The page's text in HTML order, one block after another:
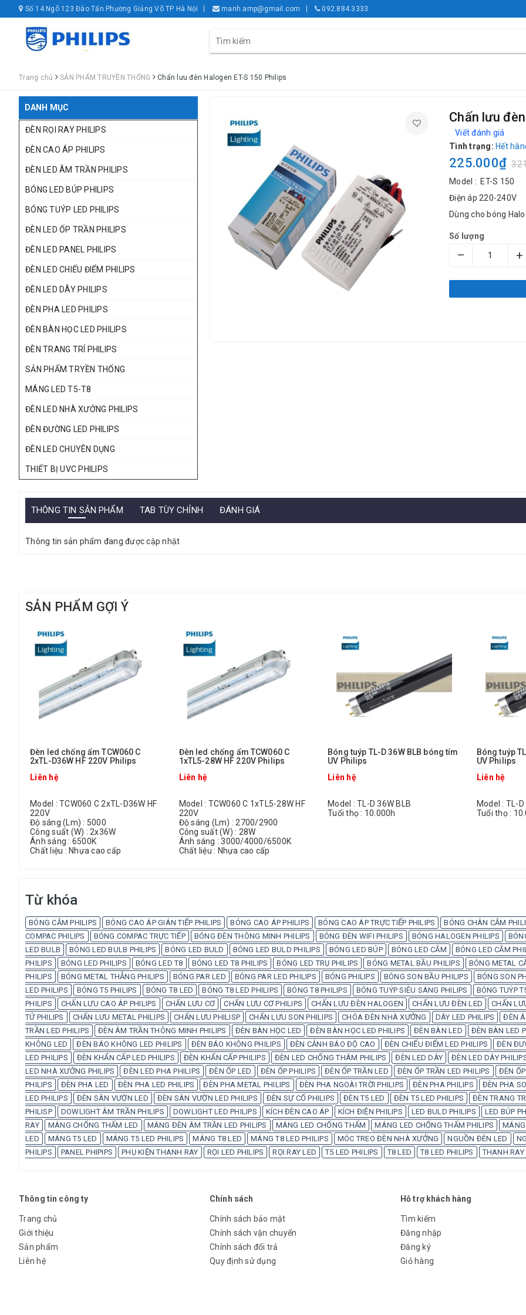
Số 14 Ngõ 123 Đào Tấn Phường Giảng Võ TP Hà Nội manh.amp@gmail.com 092.884.3333
Trang chủ SẢN PHẨM TRUYỀN THỐNG Chấn lưu đèn Halogen ET-S 150 Philips
DANH MỤC
ĐÈN RỌI RAY PHILIPS
ĐÈN CAO ÁP PHILIPS
ĐÈN LED ÂM TRẦN PHILIPS
BÓNG LED BÚP PHILIPS
BÓNG TUÝP LED PHILIPS
ĐÈN LED ỐP TRẦN PHILIPS
ĐÈN LED PANEL PHILIPS
ĐÈN LED CHIẾU ĐIỂM PHILIPS
ĐÈN LED DÂY PHILIPS
ĐÈN PHA LED PHILIPS
ĐÈN BÀN HỌC LED PHILIPS
ĐÈN TRANG TRÍ PHILIPS
SẢN PHẨM TRYỀN THỐNG
MÁNG LED T5-T8
ĐÈN LED NHÀ XƯỞNG PHILIPS
ĐÈN ĐƯỜNG LED PHILIPS
ĐÈN LED CHUYÊN DỤNG
THIẾT BỊ UVC PHILIPS
Chấn lưu
Viết đánh giá
Tình trạng: Hết
225.000₫
Model : ET-S 150
Điện áp 220-240V
Dùng cho bóng
Số lượng
– +
THÔNG TIN SẢN PHẨM TAB TÙY CHỈNH ĐÁNH GIÁ
Thông tin sản phẩm đang được cập nhật
SẢN PHẨM GỢI Ý
Đèn led chống ẩm TCW060 C
2xTL-D36W HF 220V Philips
Liên hệ
Model : TCW060 C 2xTL-D36W HF
220V
Độ sáng (Lm) : 5000
Công suất (W) : 2x36W
Ánh sáng : 6500K
Chất liệu : Nhựa cao cấp
Đèn led chống ẩm TCW060 C
1xTL5-28W HF 220V Philips
Liên hệ
Model : TCW060 C 1xTL5-28W HF
220V
Độ sáng (Lm) : 2700/2900
Công suất (W) : 28W
Ánh sáng : 3000/4000/6500K
Chất liệu : Nhựa cao cấp
Bóng tuýp TL-D 36W BLB bóng tím
UV Philips
Liên hệ
Model : TL-D 36W BLB
Tuổi thọ : 10.000h
Bóng tuýp
UV Philips
Liên hệ
Model : TL-D
Tuổi thọ :
Từ khóa
BÓNG CẮM PHILIPS BÓNG CAO ÁP GIÁN TIẾP PHILIPS BÓNG CAO ÁP PHILIPS BÓNG CAO ÁP TRỰC TIẾP PHILIPS BÓNG CHÂN CẮM
COMPAC PHILIPS
BÓNG COMPAC TRỰC TIẾP BÓNG ĐÈN THÔNG MINH PHILIPS BÓNG ĐÈN WIFI PHILIPS BÓNG HALOGEN PHILIPS
LED BULB
BÓNG LED BULB PHILIPS BÓNG LED BULD BÓNG LED BULD PHILIPS BÓNG LED BÚP BÓNG LED CẮM BÓNG LED CẮM
PHILIPS
BÓNG LED PHILIPS BÓNG LED T8 BÓNG LED T8 PHILIPS BÓNG LED TRỤ PHILIPS BÓNG METAL BẦU PHILIPS BÓNG METAL
PHILIPS
BÓNG METAL THẲNG PHILIPS BÓNG PAR LED BÓNG PAR LED PHILIPS BÓNG PHILIPS BÓNG SON BẦU PHILIPS BÓNG SON
LED PHILIPS
BÓNG T5 PHILIPS BÓNG T8 LED BÓNG T8 LED PHILIPS BÓNG T8 PHILIPS BÓNG TUÝP SIÊU SÁNG PHILIPS BÓNG TUÝP
PHILIPS
CHẤN LƯU CAO ÁP PHILIPS CHẤN LƯU CƠ CHẤN LƯU CƠ PHILIPS CHẤN LƯU ĐÈN HALOGEN CHẤN LƯU ĐÈN LED CHẤN
TỬ PHILIPS
CHẤN LƯU METAL PHILIPS CHẤN LƯU PHILISP CHẤN LƯU SON PHILIPS CHÓA ĐÈN NHÀ XƯỞNG DÂY LED PHILIPS ĐÈN
TRẦN LED PHILIPS
ĐÈN ÂM TRẦN THÔNG MINH PHILIPS ĐÈN BÀN HỌC LED ĐÈN BÀN HỌC LED PHILIPS ĐÈN BÀN LED ĐÈN BÀN LED
KHÔNG LED
ĐÈN BÁO KHÔNG LED PHILIPS ĐÈN BÁO KHÔNG PHILIPS ĐÈN CẢNH BÁO ĐỘ CAO ĐÈN CHIẾU ĐIỂM LED PHILIPS ĐÈN
LED PHILIPS
ĐÈN KHẨN CẤP LED PHILIPS ĐÈN KHẨN CẤP PHILIPS ĐÈN LED CHỐNG THÂM PHILIPS ĐÈN LED DÂY ĐÈN LED DÂY
LED NHÀ XƯỞNG PHILIPS
ĐÈN LED PHA PHILIPS ĐÈN ỐP LED ĐÈN ỐP PHILIPS ĐÈN ỐP TRẦN LED ĐÈN ỐP TRẦN LED PHILIPS ĐÈN
PHILIPS
ĐÈN PHA LED ĐÈN PHA LED PHILIPS ĐÈN PHA METAL PHILIPS ĐÈN PHA NGOÀI TRỜI PHILIPS ĐÈN PHA PHILIPS ĐÈN PHA
LED PHILIPS
ĐÈN SÂN VƯỜN LED ĐÈN SÂN VƯỜN LED PHILIPS ĐÈN SỰ CỐ PHILIPS ĐÈN T5 LED ĐÈN T5 LED PHILIPS ĐÈN TRANG
PHILISP
DOWLIGHT ÂM TRẦN PHILIPS DOWLIGHT LED PHILIPS KÍCH ĐÈN CAO ÁP KÍCH ĐIỆN PHILIPS LED BULD PHILIPS LED BÚP
RAY
MÁNG CHỐNG THẤM LED MÁNG ĐÈN ÂM TRẦN LED PHILIPS MÁNG LED CHỐNG THẤM MÁNG LED CHỐNG THẤM PHILIPS
LED
MÁNG T5 LED MÁNG T5 LED PHILIPS MÁNG T8 LED MÁNG T8 LED PHILIPS MÓC TREO ĐÈN NHÀ XƯỞNG NGUỒN ĐÈN LED
PHILIPS
PANEL PHIPIPS PHỤ KIỆN THANH RAY RỌI LED PHILIPS RỌI RAY LED T5 LED PHILIPS T8 LED T8 LED PHILIPS THANH RAY
Thông tin công ty
Trang chủ
Giới thiệu
Sản phẩm
Liên hệ
Chính sách
Chính sách bảo mật
Chính sách vận chuyển
Chính sách đổi trả
Quy định sử dụng
Hỗ trợ khách hàng
Tìm kiếm
Đăng nhập
Đăng ký
Giỏ hàng